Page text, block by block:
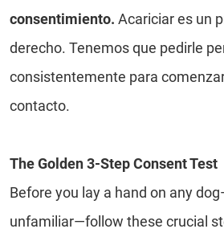
consentimiento. Acariciar es un
derecho. Tenemos que pedirle
consistentemente para
contacto.
The Golden 3-Step Consent Test
Before you lay a hand on any
unfamiliar—follow these crucial